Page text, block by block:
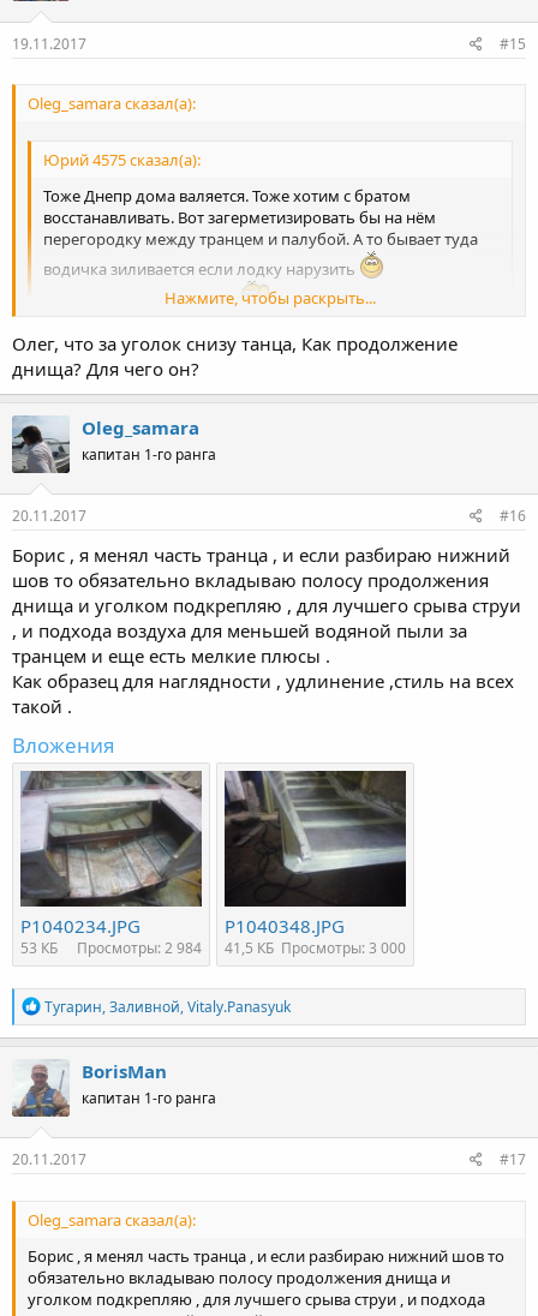
:
19.11.2017 #15
Oleg_samara сказал(а):
Юрий 4575 сказал(а):
Тоже Днепр дома валяется. Тоже хотим с братом
восстанавливать. Вот загерметизировать бы на нём
перегородку между транцем и палубой. А то бывает туда
водичка зиливается если лодку нарузить
Ещё гаражик понравился
сначала было подумал - а
Нажмите, чтобы раскрыть...
Как то так .
Нажмите, чтобы раскрыть...
Олег, что за уголок снизу танца, Как продолжение
днища? Для чего он?
Oleg_samara
капитан 1-го ранга
20.11.2017 #16
Борис , я менял часть транца , и если разбираю нижний
шов то обязательно вкладываю полосу продолжения
днища и уголком подкрепляю , для лучшего срыва струи
, и подхода воздуха для меньшей водяной пыли за
транцем и еще есть мелкие плюсы .
Как образец для наглядности , удлинение ,стиль на всех
такой .
Вложения
P1040234.JPG
53 КБ Просмотры: 2 984
P1040348.JPG
41,5 КБ Просмотры: 3 000
Р
е
а
к
ц
и
и
:
Тугарин,Заливной,Vitaly.Panasyuk
BorisMan
капитан 1-го ранга
20.11.2017 #17
Oleg_samara сказал(а):
Борис , я менял часть транца , и если разбираю нижний шов то
обязательно вкладываю полосу продолжения днища и
уголком подкрепляю , для лучшего срыва струи , и подхода